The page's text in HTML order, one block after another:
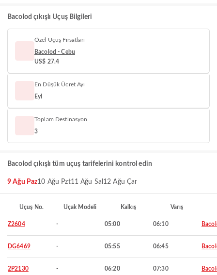
Bacolod çıkışlı Uçuş Bilgileri
Özel Uçuş Fırsatları
Bacolod - Cebu
US$ 27.4
En Düşük Ücret Ayı
Eyl
Toplam Destinasyon
3
Bacolod çıkışlı tüm uçuş tarifelerini kontrol edin
9 Ağu Paz10 Ağu Pzt11 Ağu Sal 12 Ağu Çar
Uçuş No. Uçak Modeli Kalkış Varış
Z2604 - 05:00 06:10
DG6469 - 05:55 06:45
2P2130 - 06:20 07:30